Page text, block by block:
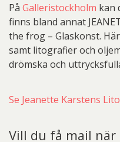
På Galleristockholm kan
finns bland annat
the frog – Glaskonst.
samt litografier och
drömska och
Se Jeanette Karstens
Vill du få mail